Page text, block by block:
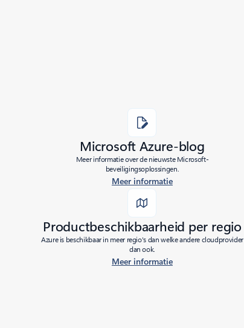
Microsoft Azure-blog
Meer informatie over de nieuwste Microsoft-
beveiligingsoplossingen.
Meer informatie
Productbeschikbaarheid per regio
Azure is beschikbaar in meer regio's dan welke andere cloudprovider
dan ook.
Meer informatie